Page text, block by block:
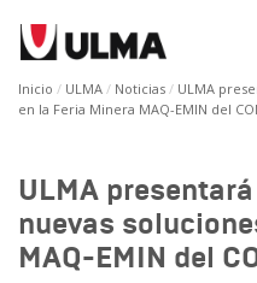
Inicio ULMA Noticias
ULMA
en la Feria Minera MAQ-EMIN del
ULMA
nuevas
MAQ-EMIN del